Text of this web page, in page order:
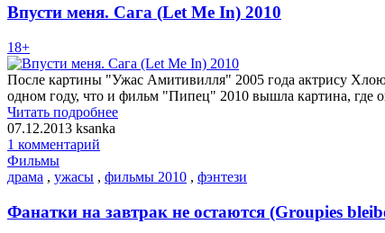
Впусти меня. Сага (Let Me In) 2010
18+
После картины "Ужас Амитивилля" 2005 года актрису
одном году, что и фильм "Пипец" 2010 вышла картина, где
Читать подробнее
07.12.2013 ksanka
1 комментарий
Фильмы
драма , ужасы , фильмы 2010 , фэнтези
Фанатки на завтрак не остаются (Groupies